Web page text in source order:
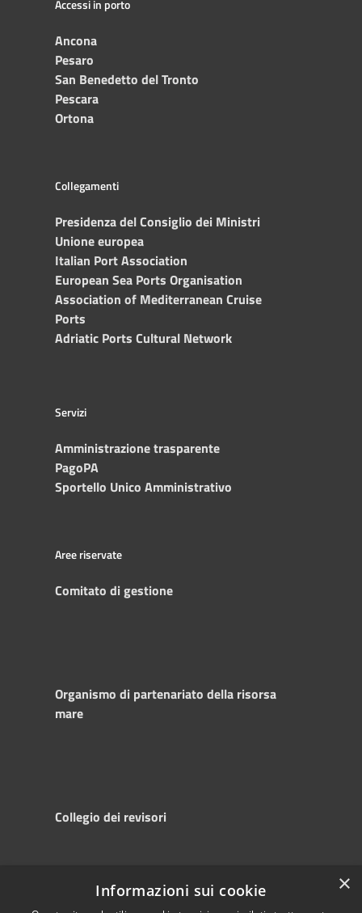
Accessi in porto
Ancona
Pesaro
San Benedetto del Tronto
Pescara
Ortona
Collegamenti
Presidenza del Consiglio dei Ministri
Unione europea
Italian Port Association
European Sea Ports Organisation
Association of Mediterranean Cruise
Ports
Adriatic Ports Cultural Network
Servizi
Amministrazione trasparente
PagoPA
Sportello Unico Amministrativo
Aree riservate
Comitato di gestione
Organismo di partenariato della risorsa
mare
Collegio dei revisori
Copyright © 2025
×
Informazioni sui cookie